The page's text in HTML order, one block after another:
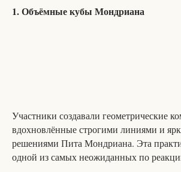
1. Объёмные кубы Мондриана
Участники создавали геометрические
вдохновлённые строгими линиями и
решениями Пита Мондриана. Эта
одной из самых неожиданных по